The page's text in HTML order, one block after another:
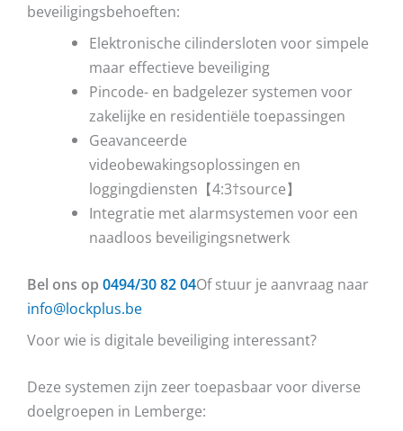
beveiligingsbehoeften:
Elektronische cilindersloten voor simpele
maar effectieve beveiliging
Pincode- en badgelezer systemen voor
zakelijke en residentiële toepassingen
Geavanceerde
videobewakingsoplossingen en
loggingdiensten【4:3†source】
Integratie met alarmsystemen voor een
naadloos beveiligingsnetwerk
Bel ons op 0494/30 82 04Of stuur je aanvraag naar
info@lockplus.be
Voor wie is digitale beveiliging interessant?
Deze systemen zijn zeer toepasbaar voor diverse
doelgroepen in Lemberge: